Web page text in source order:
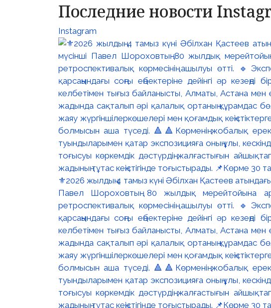
Последние новости
Instagram
⚜️2026 жылдың 4 тамыз күні Әбілхан Қастеев атындағы
Павел Шороховтың 80 жылдық
ретроспективалық көрмесінің ашылуы өтті.
қарсаңындағы соңғы еңбектеріне дейінгі әр
келбетімен тығыз байланысты, Алматы, Астана мен
жадында сақталып әрі қалалық ортаның құрамдас
жаяу жүргіншілеркөшелері мен қоғамдық
болмысын аша түседі. 🔺🔺Көрменің жобалық
туындыларымен қатар экспозицияға оның ұлы,
тоғысуы көркемдік дәстүрдің жалғастығын
жадының тұтас кеңістігінде тоғыстырады. 📌Көрме